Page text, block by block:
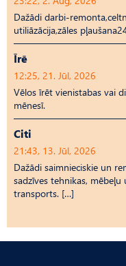
Dažādi darbi-
utiliāzācija,zāles
Īrē
12:25, 21. Jūl, 2026
Vēlos īrēt vienistabas vai
mēnesī.
Citi
21:43, 13. Jūl, 2026
Dažādi saimnieciskie un
sadzīves tehnikas,
transports. […]